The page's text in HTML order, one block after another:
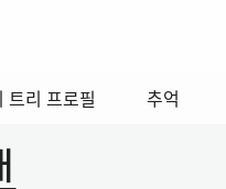
트리 프로필 추억